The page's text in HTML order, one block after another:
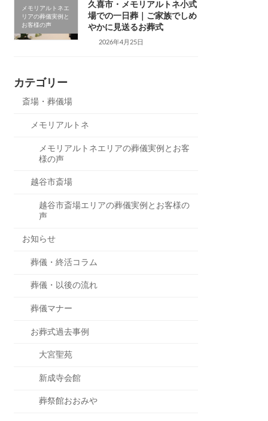
メモリアルトネエ
リアの葬儀実例と
お客様の声
久喜市・メモリアルトネ小式
場での一日葬｜ご家族でしめ
やかに見送るお葬式
2026年4月25日
カテゴリー
斎場・葬儀場
メモリアルトネ
メモリアルトネエリアの葬儀実例とお客
様の声
越谷市斎場
越谷市斎場エリアの葬儀実例とお客様の
声
お知らせ
葬儀・終活コラム
葬儀・以後の流れ
葬儀マナー
お葬式過去事例
大宮聖苑
新成寺会館
葬祭館おおみや